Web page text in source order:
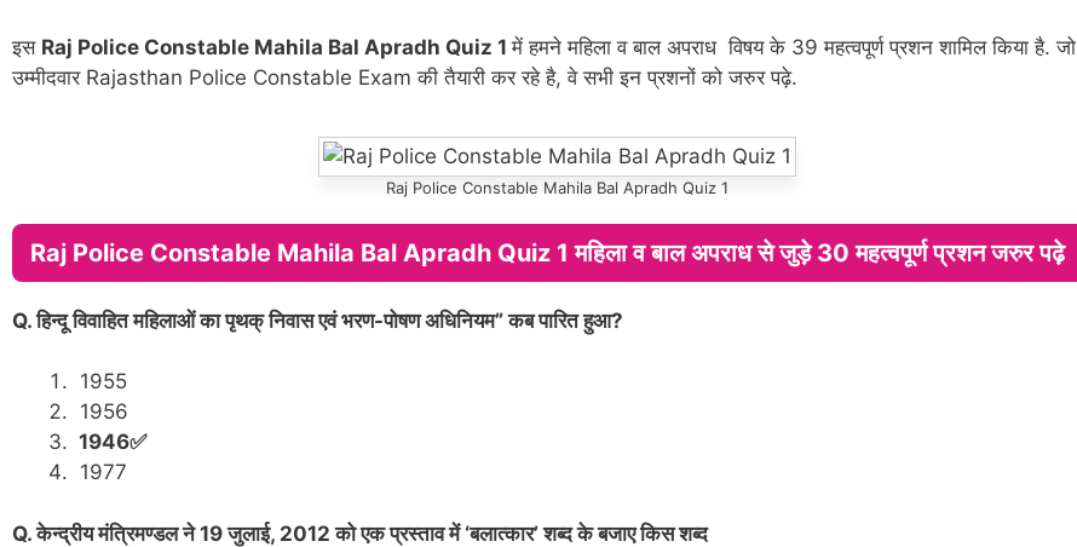
इस Raj Police Constable Mahila Bal Apradh Quiz 1में हमने महिला व बाल अपराध विषय के 39 महत्वपूर्ण प्रशन शामिल किया है. जो
उम्मीदवार Rajasthan Police Constable Exam की तैयारी कर रहे है, वे सभी इन प्रशनों को जरुर पढ़े.
Raj Police Constable Mahila Bal Apradh Quiz 1
Raj Police Constable Mahila Bal Apradh Quiz 1 महिला व बाल अपराध से जुड़े 30 महत्वपूर्ण प्रशन जरुर पढ़े
Q. हिन्दू विवाहित महिलाओं का पृथक् निवास एवं भरण-पोषण अधिनियम” कब पारित हुआ?
1955
1956
1946✅
1977
Q. केन्द्रीय मंत्रिमण्डल ने 19 जुलाई, 2012 को एक प्रस्ताव में ‘बलात्कार’ शब्द के बजाए किस शब्द